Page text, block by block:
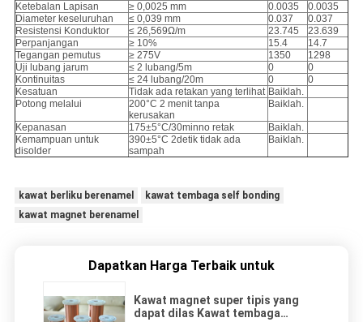
Ketebalan Lapisan ≥ 0,0025 mm 0.0035
0.0035
Diameter keseluruhan
≤ 0,039 mm 0.037
0.037
Resistensi Konduktor
≤ 26,569Ω/m 23.745
23.639
Perpanjangan
≥ 10% 15.4
14.7
Tegangan pemutus
≥ 275V 1350
1298
Uji lubang jarum
≤ 2 lubang/5m 0
0
Kontinuitas
≤ 24 lubang/20m 0
0
Kesatuan
Tidak ada retakan yang terlihat Baiklah.
Potong melalui
200°C 2 menit tanpa
kerusakan
Baiklah.
Kepanasan 175±5°C/30minno retak
Baiklah.
Kemampuan untuk
disolder
390±5°C 2detik tidak ada
sampah
Baiklah.
kawat berliku berenamel
kawat tembaga self bonding
kawat magnet berenamel
Dapatkan Harga Terbaik untuk
Kawat magnet super tipis yang
dapat dilas Kawat tembaga